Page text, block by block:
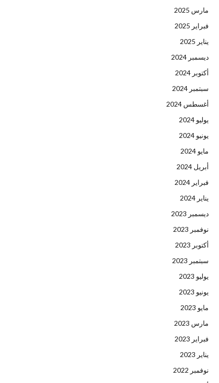
مارس 2025
فبراير 2025
يناير 2025
ديسمبر 2024
أكتوبر 2024
سبتمبر 2024
أغسطس 2024
يوليو 2024
يونيو 2024
مايو 2024
أبريل 2024
فبراير 2024
يناير 2024
ديسمبر 2023
نوفمبر 2023
أكتوبر 2023
سبتمبر 2023
يوليو 2023
يونيو 2023
مايو 2023
مارس 2023
فبراير 2023
يناير 2023
نوفمبر 2022